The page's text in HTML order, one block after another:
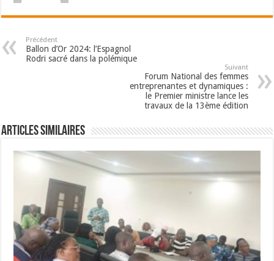
Précédent
Ballon d’Or 2024: l’Espagnol
Rodri sacré dans la polémique
Suivant
Forum National des femmes
entreprenantes et dynamiques :
le Premier ministre lance les
travaux de la 13ème édition
Articles Similaires